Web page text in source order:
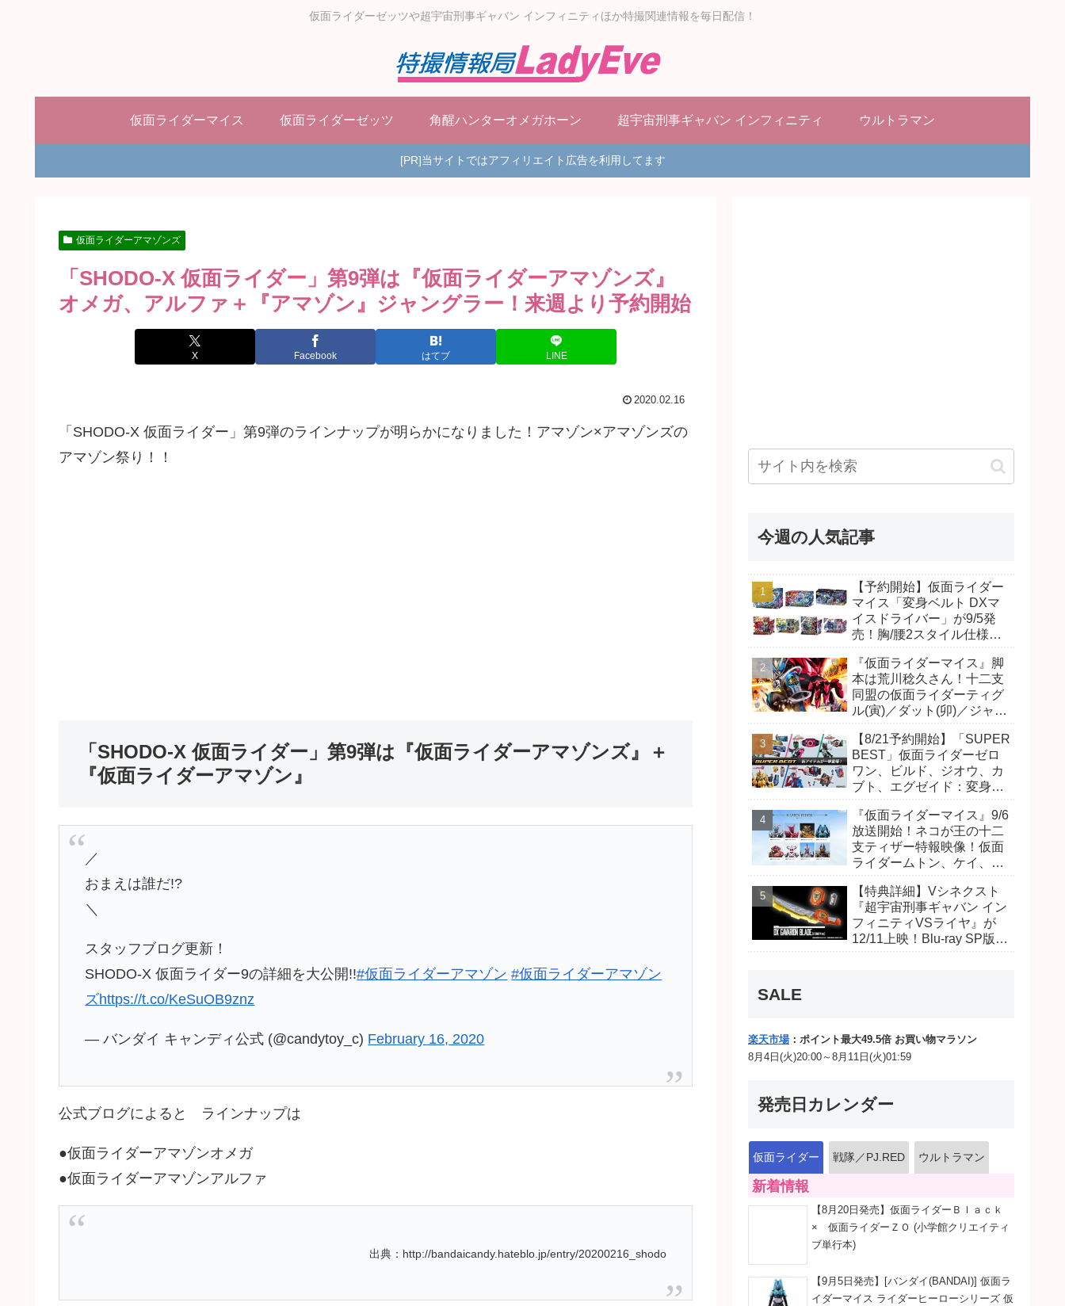
仮面ライダーゼッツや超宇宙刑事ギャバン インフィニティほか特撮関連情報を毎日配信！
仮面ライダーマイス 仮面ライダーゼッツ 角醒ハンターオメガホーン 超宇宙刑事ギャバン インフィニティ ウルトラマン
[PR]当サイトではアフィリエイト広告を利用してます
仮面ライダーアマゾンズ
「SHODO-X 仮面ライダー」第9弾は『仮面ライダーアマゾンズ』
オメガ、アルファ＋『アマゾン』ジャングラー！来週より予約開始
X Facebook はてブ LINE
2020.02.16
「SHODO-X 仮面ライダー」第9弾のラインナップが明らかになりました！アマゾン×アマゾンズの
アマゾン祭り！！
「SHODO-X 仮面ライダー」第9弾は『仮面ライダーアマゾンズ』＋
『仮面ライダーアマゾン』
／
おまえは誰だ!?
＼
スタッフブログ更新！
SHODO-X 仮面ライダー9の詳細を大公開!!#仮面ライダーアマゾン #仮面ライダーアマゾン
ズhttps://t.co/KeSuOB9znz
— バンダイ キャンディ公式 (@candytoy_c) February 16, 2020
公式ブログによると ラインナップは
●仮面ライダーアマゾンオメガ
●仮面ライダーアマゾンアルファ
出典：http://bandaicandy.hateblo.jp/entry/20200216_shodo
今週の人気記事
【予約開始】仮面ライダー
マイス「変身ベルト DXマ
イスドライバー」が9/5発
売！胸/腰2スタイル仕様！
ッシュ、ジャオ/バイト、ケ
イ/ショットボーンバックル
も！
『仮面ライダーマイス』脚
本は荒川稔久さん！十二支
同盟の仮面ライダーティグ
ル(寅)／ダット(卯)／ジャオ
尾達臣のキャストが発表！
トリガーのアキト金子隼也
さんも変身！
【8/21予約開始】「SUPER
BEST」仮面ライダーゼロ
ワン、ビルド、ジオウ、カ
ブト、エグゼイド：変身ベ
ー、DXネオディケイドライ
バー、DXホッパーゼクター
ほか12点！
『仮面ライダーマイス』9/6
放送開始！ネコが王の十二
支ティザー特報映像！仮面
ライダームトン、ケイ、ヴ
開！ライダーは子丑寅卯辰
巳午未申酉戌亥猫猫の14
人⁉
【特典詳細】Vシネクスト
『超宇宙刑事ギャバン イン
フィニティVSライヤ』が
12/11上映！Blu-ray SP版は
SALE
楽天市場 ：ポイント最大49.5倍 お買い物マラソン
8月4日(火)20:00～8月11日(火)01:59
発売日カレンダー
仮面ライダー 戦隊／PJ.RED ウルトラマン
新着情報
【8月20日発売】仮面ライダーＢｌａｃｋ
× 仮面ライダーＺＯ (小学館クリエイティ
ブ単行本)
【9月5日発売】[バンダイ(BANDAI)] 仮面ラ
イダーマイス ライダーヒーローシリーズ 仮